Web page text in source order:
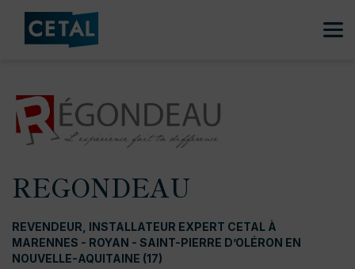
REGONDEAU
REVENDEUR, INSTALLATEUR EXPERT CETAL À
MARENNES - ROYAN - SAINT-PIERRE D’OLÉRON EN
NOUVELLE-AQUITAINE (17)